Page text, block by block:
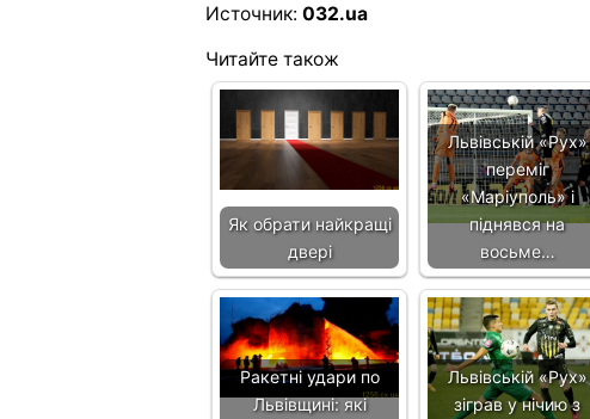
Источник: 032.ua
Читайте також
Як обрати найкращі
двері
Львівській «Рух»
переміг
«Маріуполь» і
піднявся на
восьме…
Ракетні удари по
Львівщині: які
Львівській «Рух»
зіграв у нічию з